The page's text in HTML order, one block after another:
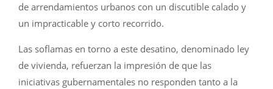
de arrendamientos urbanos con un discutible calado y
un impracticable y corto recorrido.
Las soflamas en torno a este desatino, denominado ley
de vivienda, refuerzan la impresión de que las
iniciativas gubernamentales no responden tanto a la